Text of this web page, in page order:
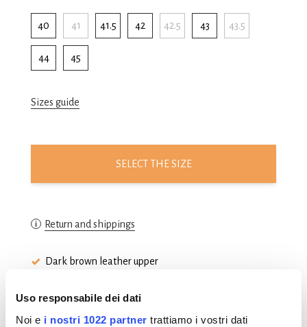
Uso responsabile dei dati
Noi e i nostri 1022 partner trattiamo i vostri dati
40 41 41.5 42 42.5 43 43.5
44 45
Sizes guide
SELECT THE SIZE
Return and shippings
Dark brown leather upper
Leather sole with anti-slip sole